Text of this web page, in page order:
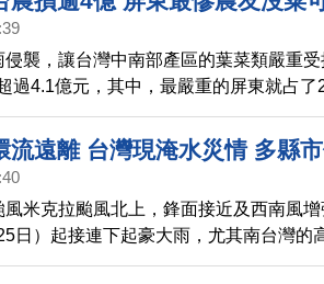
襲，讓台灣中南部產區的葉菜類嚴重
過4.1億元，其中，最嚴重的屏東就占了
升，不過，雖然菜價高漲，農友卻無奈
入根本歸零。
流遠離 台灣現淹水災情 多縣
米克拉颱風北上，鋒面接近及西南風增
日）起接連下起豪大雨，尤其南台灣的
，到今天上午還沒退去。而氣象署也持